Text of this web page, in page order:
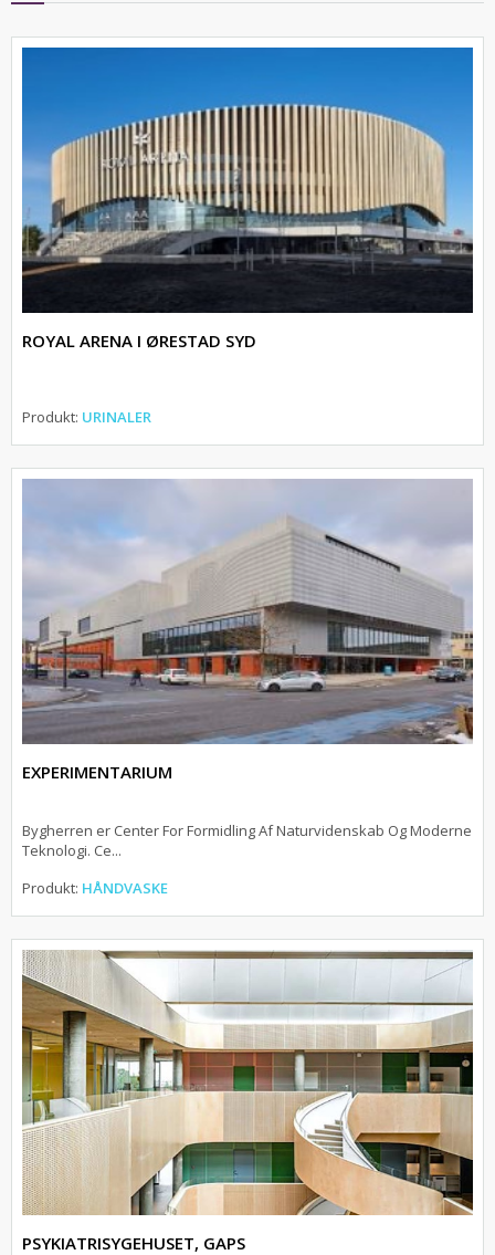
ROYAL ARENA I ØRESTAD SYD
Produkt: URINALER
EXPERIMENTARIUM
Bygherren er Center For Formidling Af Naturvidenskab Og Moderne
Teknologi. Ce...
Produkt: HÅNDVASKE
PSYKIATRISYGEHUSET, GAPS